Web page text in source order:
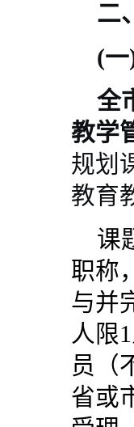
二
(
全
教学
规划
教育
课
职称
与并
人限
员（
省或